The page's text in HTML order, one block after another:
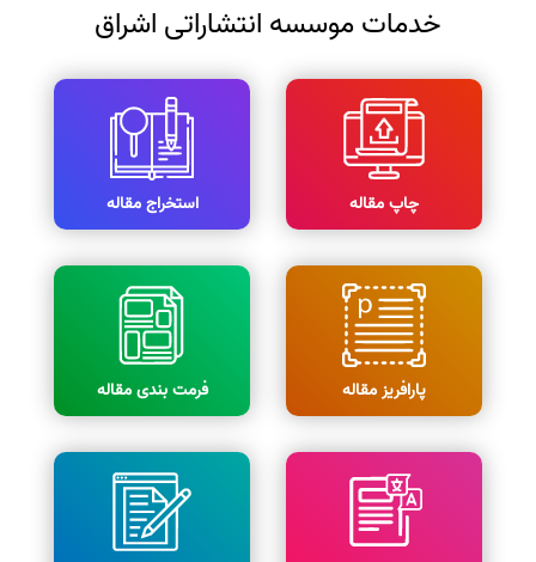
خدمات موسسه انتشاراتی اشراق
چاپ مقاله استخراج مقاله
پارافریز مقاله فرمت بندی مقاله